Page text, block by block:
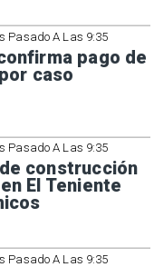
Pasado A Las 9:35
pago de
caso
Pasado A Las 9:35
construcción
El Teniente
Pasado A Las 9:35